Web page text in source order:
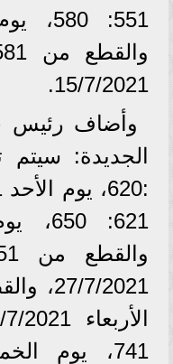
15/7/2021.
وأضاف رئيس